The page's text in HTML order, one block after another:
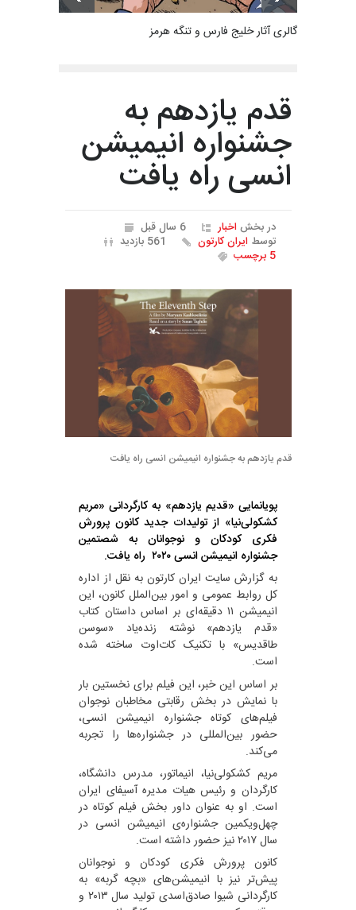
گالری آثار خلیج فارس و تنگه هرمز
قدم یازدهم به
جشنواره انیمیشن
انسی راه یافت
در بخش اخبار
6 سال قبل
توسط ایران کارتون
561 بازدید
5 برچسب
قدم یازدهم به جشنواره انیمیشن انسی راه یافت
پویانمایی «قدیم یازدهم» به کارگردانی «مریم
کشکولی‌نیا» از تولیدات جدید کانون پرورش
فکری کودکان و نوجوانان به شصتمین
جشنواره انیمیشن انسی ۲۰۲۰
راه یافت.
به گزارش سایت ایران کارتون به نقل از اداره
کل روابط عمومی و امور بین‌الملل کانون، این
انیمیشن ۱۱ دقیقه‌ای بر اساس داستان کتاب
«قدم یازدهم» نوشته زنده‌یاد «سوسن
طاقدیس» با تکنیک کات‌اوت ساخته شده
است.
بر اساس این خبر، این فیلم برای نخستین بار
با نمایش در بخش رقابتی مخاطبان نوجوان
فیلم‌های کوتاه جشنواره انیمیشن انسی،
حضور بین‌المللی در جشنواره‌ها را تجربه
می‌کند.
مریم کشکولی‌نیا، انیماتور، مدرس دانشگاه،
کارگردان و رئیس هیات مدیره آسیفای ایران
است. او به عنوان داور بخش فیلم کوتاه در
چهل‌ویکمین جشنواره‌ی انیمیشن انسی در
سال ۲۰۱۷ نیز حضور داشته است.
کانون پرورش فکری کودکان و نوجوانان
پیش‌تر نیز با انیمیشن‌های «بچه گربه» به
کارگردانی شیوا صادق‌اسدی تولید سال ۲۰۱۳ و